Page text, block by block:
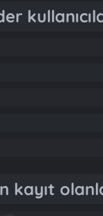
kayıt